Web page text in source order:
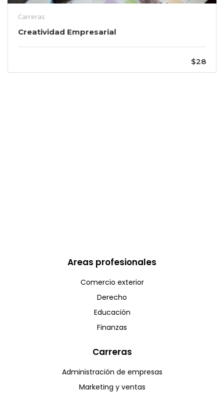
Carreras
Creatividad Empresarial
$28
Areas profesionales
Comercio exterior
Derecho
Educación
Finanzas
Carreras
Administración de empresas
Marketing y ventas